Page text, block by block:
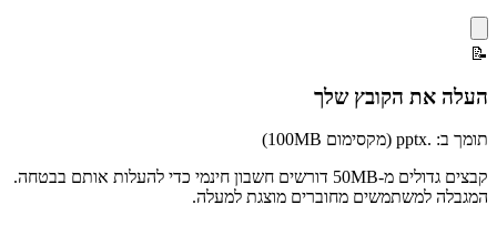
📝
העלה את הקובץ שלך
תומך ב: .pptx (מקסימום 100MB)
קבצים גדולים מ-50MB דורשים חשבון חינמי כדי להעלות אותם בבטחה.
המגבלה למשתמשים מחוברים מוצגת למעלה.